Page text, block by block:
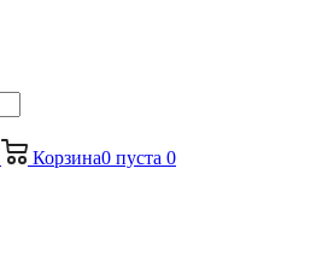
Корзина0 пуста 0